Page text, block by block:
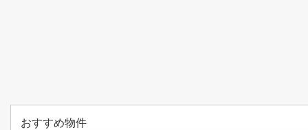
おすすめ物件